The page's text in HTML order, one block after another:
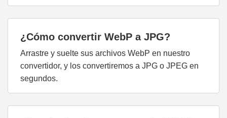
¿Cómo convertir WebP a JPG?
Arrastre y suelte sus archivos WebP en nuestro
convertidor, y los convertiremos a JPG o JPEG en
segundos.